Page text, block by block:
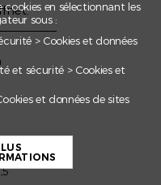
en sélectionnant les
sous :
> Cookies et données
et sécurité > Cookies et
et données de sites